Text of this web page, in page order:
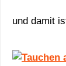
und damit